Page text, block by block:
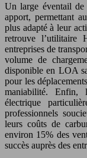
Un large éventail
apport, permettant
plus adapté à leur
retrouve l’utilitaire
entreprises de
volume de
disponible en LOA
pour les
maniabilité.
électrique
professionnels
leurs coûts de
environ 15% des
succès auprès des